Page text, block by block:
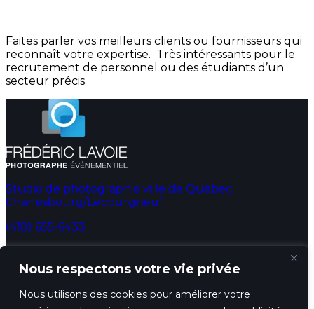
Nous respectons votre vie privée
Nous utilisons des cookies pour améliorer votre
Faites parler vos meilleurs clients ou fournisseurs qui
reconnaît votre expertise. Très intéressants pour le
recrutement de personnel ou des étudiants d’un
secteur précis.
Studio de photographie ville de Québec,
Charlesbourg/Lebourgneuf
(418) 655-6433